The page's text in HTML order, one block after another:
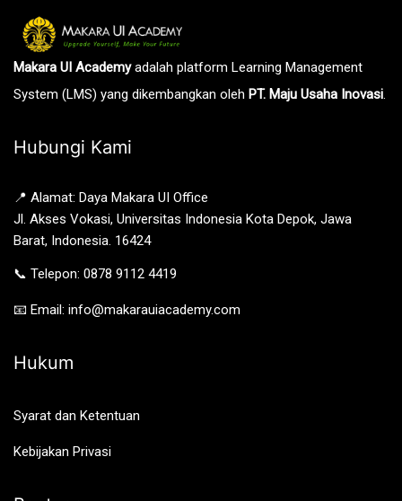
Makara UI Academyadalah platform Learning Management
System (LMS) yang dikembangkan oleh PT. Maju Usaha Inovasi.
Hubungi Kami
📍 Alamat: Daya Makara UI Office
Jl. Akses Vokasi, Universitas Indonesia Kota Depok, Jawa
Barat, Indonesia. 16424
📞 Telepon: 0878 9112 4419
📧 Email: info@makarauiacademy.com
Hukum
Syarat dan Ketentuan
Kebijakan Privasi